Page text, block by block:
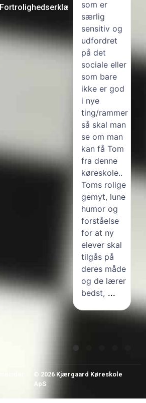
Fortrolighedserklæring
varde, med
Rikke som
kørelærer.
Det har
køreture. Alt
har bare
spillede,
har været
helt
igennem
som er
særlig
sensitiv og
udfordret
på det
sociale eller
som bare
ikke er god
i nye
ting/rammer
så skal man
se om man
kan få Tom
fra denne
køreskole..
Toms rolige
gemyt, lune
humor og
forståelse
for at ny
elever skal
tilgås på
deres måde
og de lærer
bedst, ...
© 2026 Kjærgaard Køreskole
ApS